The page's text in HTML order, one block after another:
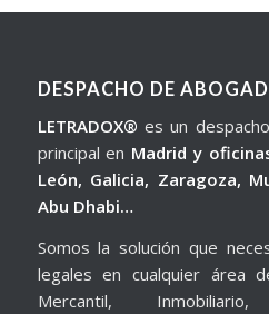
DESPACHO DE
LETRADOX® es un
principal en Madrid y
León, Galicia, Zaragoza,
Abu Dhabi…
Somos la solución que
legales en cualquier área
Mercantil, Inmobiliario,